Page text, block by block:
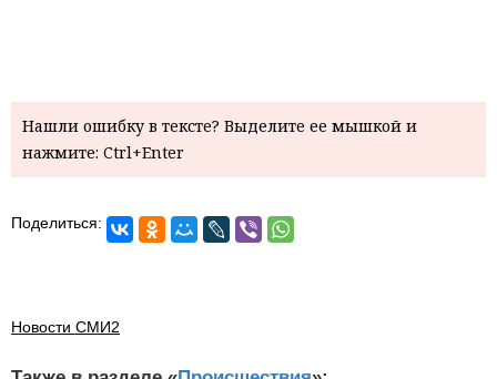
Нашли ошибку в тексте? Выделите ее мышкой и
нажмите: Ctrl+Enter
Поделиться:
Новости СМИ2